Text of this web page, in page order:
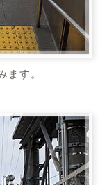
ます。